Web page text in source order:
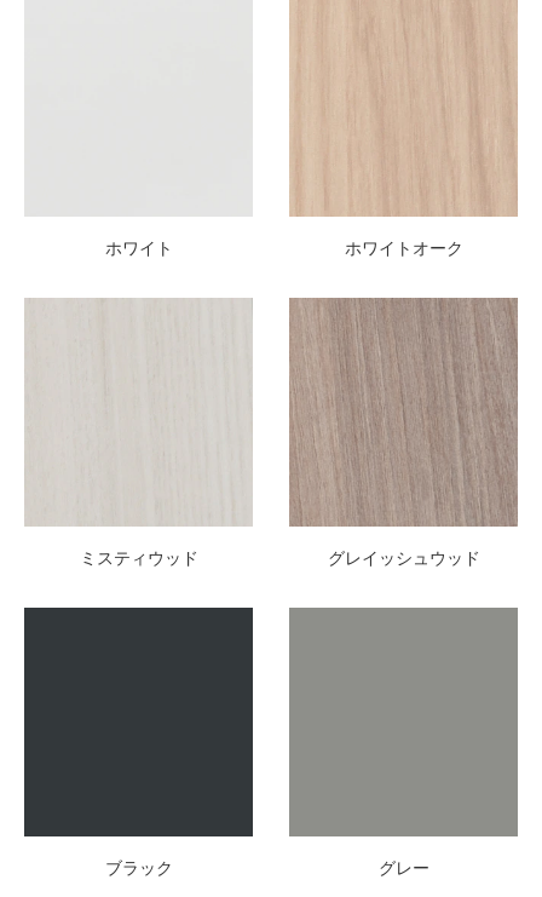
ホワイト ホワイトオーク
ミスティウッド グレイッシュウッド
ブラック グレー